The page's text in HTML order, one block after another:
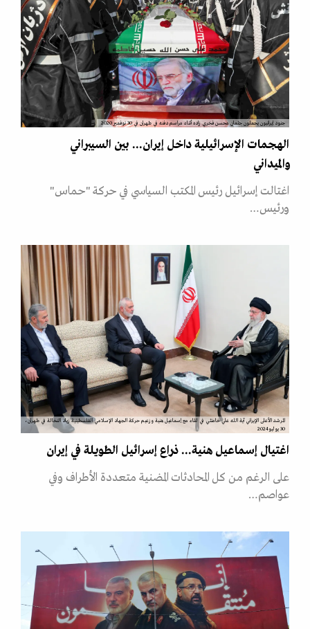
جنود إيرانيون يحملون جثمان محسن فخري زاده أثناء مراسم دفنه في طهران في 30 نوفمبر 2020
الهجمات الإسرائيلية داخل إيران... بين السيبراني
والميداني
اغتالت إسرائيل رئيس المكتب السياسي في حركة "حماس"
ورئيس…
المرشد الأعلى الإيراني آية الله علي خامنئي في لقاء مع إسماعيل هنية وزعيم حركة الجهاد الإسلامي الفلسطينية زياد النخالة في طهران،
30 يوليو2024
اغتيال إسماعيل هنية... ذراع إسرائيل الطويلة في إيران
على الرغم من كل المحادثات المضنية متعددة الأطراف وفي
عواصم…